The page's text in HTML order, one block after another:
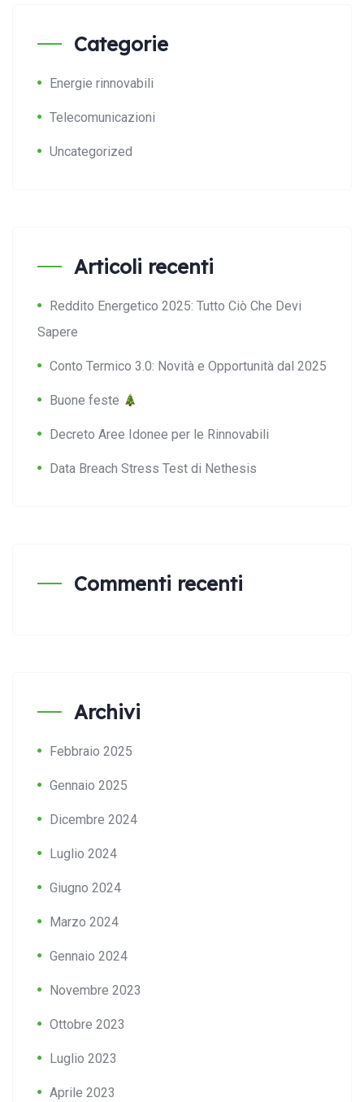
Categorie
Energie rinnovabili
Telecomunicazioni
Uncategorized
Articoli recenti
Reddito Energetico 2025: Tutto Ciò Che Devi
Sapere
Conto Termico 3.0: Novità e Opportunità dal 2025
Buone feste
Decreto Aree Idonee per le Rinnovabili
Data Breach Stress Test di Nethesis
Commenti recenti
Archivi
Febbraio 2025
Gennaio 2025
Dicembre 2024
Luglio 2024
Giugno 2024
Marzo 2024
Gennaio 2024
Novembre 2023
Ottobre 2023
Luglio 2023
Aprile 2023